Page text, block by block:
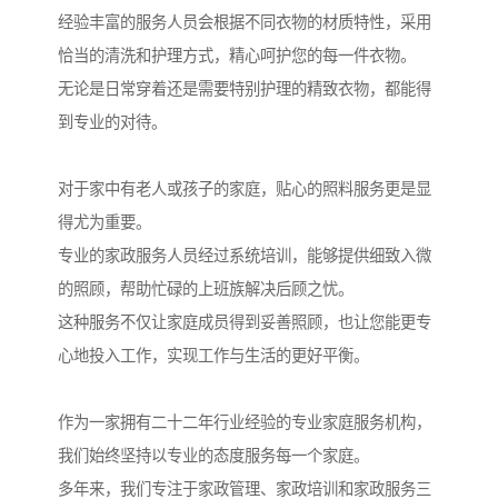
经验丰富的服务人员会根据不同衣物的材质特性，采用
恰当的清洗和护理方式，精心呵护您的每一件衣物。
无论是日常穿着还是需要特别护理的精致衣物，都能得
到专业的对待。
对于家中有老人或孩子的家庭，贴心的照料服务更是显
得尤为重要。
专业的家政服务人员经过系统培训，能够提供细致入微
的照顾，帮助忙碌的上班族解决后顾之忧。
这种服务不仅让家庭成员得到妥善照顾，也让您能更专
心地投入工作，实现工作与生活的更好平衡。
作为一家拥有二十二年行业经验的专业家庭服务机构，
我们始终坚持以专业的态度服务每一个家庭。
多年来，我们专注于家政管理、家政培训和家政服务三